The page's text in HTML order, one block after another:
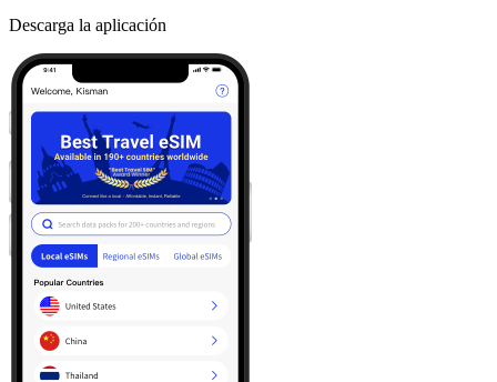
Descarga la aplicación